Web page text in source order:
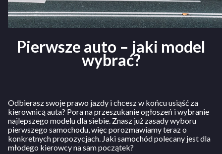
Pierwsze auto – jaki model
wybrać?
Odbierasz swoje prawo jazdy i chcesz w końcu usiąść za
kierownicą auta? Pora na przeszukanie ogłoszeń i wybranie
najlepszego modelu dla siebie. Znasz już zasady wyboru
pierwszego samochodu, więc porozmawiamy teraz o
konkretnych propozycjach. Jaki samochód polecany jest dla
młodego kierowcy na sam początek?